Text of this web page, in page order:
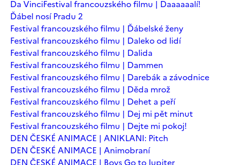
Da VinciFestival francouzského filmu | Daaaaaalí!
Ďábel nosí Pradu 2
Festival francouzského filmu | Ďábelské ženy
Festival francouzského filmu | Daleko od lidí
Festival francouzského filmu | Dalida
Festival francouzského filmu | Dammen
Festival francouzského filmu | Darebák a závodnice
Festival francouzského filmu | Děda mrož
Festival francouzského filmu | Dehet a peří
Festival francouzského filmu | Dej mi pět minut
Festival francouzského filmu | Dejte mi pokoj!
DEN ČESKÉ ANIMACE | ANIKLANI: Pitch
DEN ČESKÉ ANIMACE | Animobraní
DEN ČESKÉ ANIMACE | Boys Go to Jupiter